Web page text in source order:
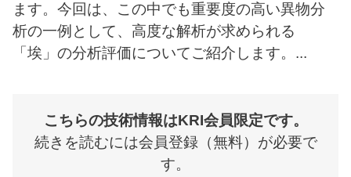
採用情報
ブランドサイト
JP EN
ます。今回は、この中でも重要度の高い異物分
析の一例として、高度な解析が求められる
「埃」の分析評価についてご紹介します。...
こちらの技術情報はKRI会員限定です。
続きを読むには会員登録（無料）が必要で
す。